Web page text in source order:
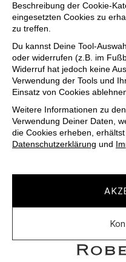
Beschreibung der Cookie-
eingesetzten Cookies zu
zu treffen.
Du kannst Deine Tool-
oder widerrufen (z.B. im
Widerruf hat jedoch keine
Verwendung der Tools und
Einsatz von Cookies
Weitere Informationen zu
Verwendung Deiner Daten,
die Cookies erheben,
Datenschutzerklärung und